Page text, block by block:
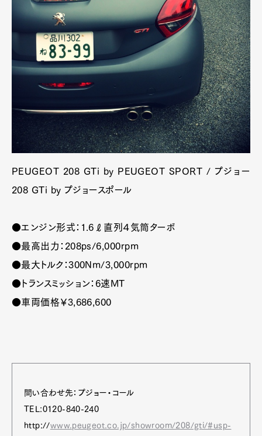
GourmetCars
ProductCultureLifestyle
Pen Membership
Magazine
Contact
Pen Meet
Pen international
PEUGEOT 208 GTi by PEUGEOT SPORT / プジョー
208 GTi by プジョースポール
●エンジン形式：1.6ℓ直列４気筒ターボ
●最高出力：208ps/6,000rpm
●最大トルク：300Nm/3,000rpm
●トランスミッション：6速MT
●車両価格￥3,686,600
問い合わせ先：プジョー・コール
TEL:0120-840-240
http://www.peugeot.co.jp/showroom/208/gti/#usp-